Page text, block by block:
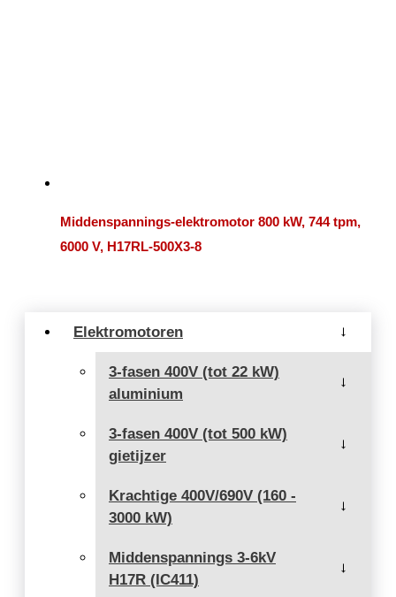
Elektromotoren →
3-fasen 400V (tot 22 kW)
aluminium
→
3-fasen 400V (tot 500 kW)
gietijzer
→
Krachtige 400V/690V (160 -
3000 kW)
→
Middenspannings 3-6kV
H17R (IC411)
→
Middenspannings-elektromotor 800 kW, 744 tpm,
6000 V, H17RL-500X3-8